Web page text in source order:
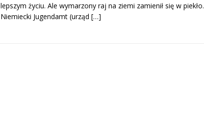
lepszym życiu. Ale wymarzony raj na ziemi zamienił się w piekło.
Niemiecki Jugendamt (urząd […]